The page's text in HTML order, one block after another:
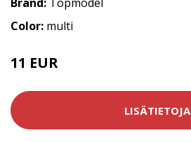
Color: multi
11 EUR
LISÄTIETOJA